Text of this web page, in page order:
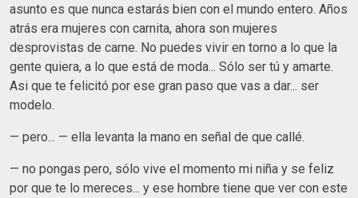
asunto es que nunca estarás bien con el mundo entero. Años
atrás era mujeres con carnita, ahora son mujeres
desprovistas de carne. No puedes vivir en torno a lo que la
gente quiera, a lo que está de moda... Sólo ser tú y amarte.
Asi que te felicitó por ese gran paso que vas a dar... ser
modelo.
— pero... — ella levanta la mano en señal de que callé.
— no pongas pero, sólo vive el momento mi niña y se feliz
por que te lo mereces... y ese hombre tiene que ver con este